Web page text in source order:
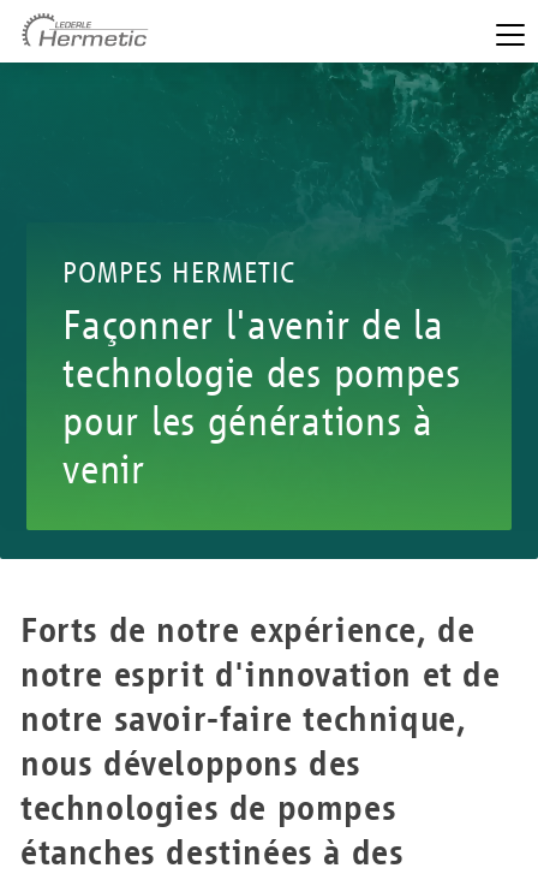
POMPES HERMETIC
Façonner l'avenir de la
technologie des pompes
pour les générations à
venir
Forts de notre expérience, de
notre esprit d'innovation et de
notre savoir-faire technique,
nous développons des
technologies de pompes
étanches destinées à des